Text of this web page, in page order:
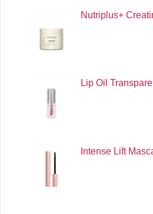
Nutriplus+
Lip Oil
Intense Lift